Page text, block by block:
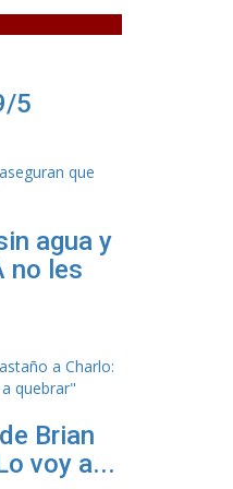
5
agua y
no les
Brian
voy a...